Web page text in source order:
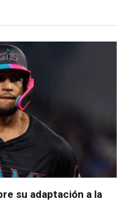
su adaptación a la